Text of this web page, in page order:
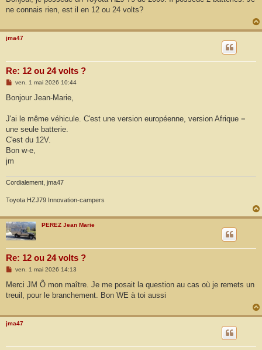
a
ne connais rien, est il en 12 ou 24 volts?
jma47
Re: 12 ou 24 volts ?
M
s
g
ven. 1 mai 2026 10:44
Bonjour Jean-Marie,
J'ai le même véhicule. C'est une version européenne, version Afrique =
une seule batterie.
C'est du 12V.
Bon w-e,
jm
Cordialement, jma47
Toyota HZJ79 Innovation-campers
PEREZ Jean Marie
Re: 12 ou 24 volts ?
M
s
a
ven. 1 mai 2026 14:13
Merci JM Ô mon maître. Je me posait la question au cas où je remets un
treuil, pour le branchement. Bon WE à toi aussi
jma47